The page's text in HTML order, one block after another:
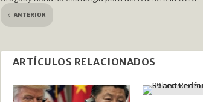
ANTERIOR
ARTÍCULOS RELACIONADOS